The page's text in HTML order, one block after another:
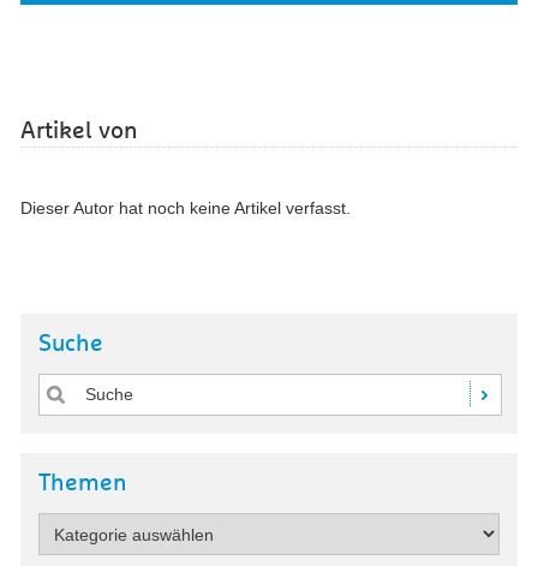
Artikel von
Dieser Autor hat noch keine Artikel verfasst.
Suche
Themen